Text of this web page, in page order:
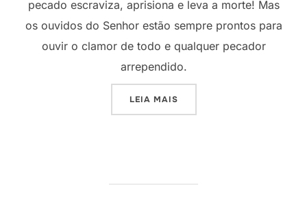
pecado escraviza, aprisiona e leva a morte! Mas
os ouvidos do Senhor estão sempre prontos para
ouvir o clamor de todo e qualquer pecador
arrependido.
LEIA MAIS“UM CLAMOR DA